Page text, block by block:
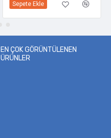
Sepete Ekle
EN ÇOK GÖRÜNTÜLENEN
ÜRÜNLER